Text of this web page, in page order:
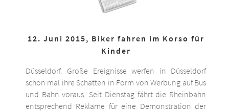
12. Juni 2015, Biker fahren im Korso für
Kinder
Düsseldorf. Große Ereignisse werfen in Düsseldorf
schon mal ihre Schatten in Form von Werbung auf Bus
und Bahn voraus. Seit Dienstag fährt die Rheinbahn
entsprechend Reklame für eine Demonstration der